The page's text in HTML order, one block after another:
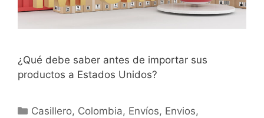
¿Qué debe saber antes de importar sus
productos a Estados Unidos?
Casillero, Colombia, Envíos, Envios,